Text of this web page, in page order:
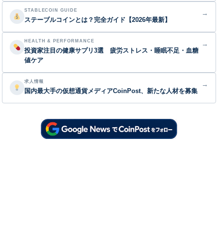
STABLECOIN GUIDE
ステーブルコインとは？完全ガイド【2026年最新】
→
HEALTH & PERFORMANCE
投資家注目の健康サプリ3選 疲労ストレス・睡眠不足・血糖
値ケア
→
求人情報
国内最大手の仮想通貨メディアCoinPost、新たな人材を募集
→